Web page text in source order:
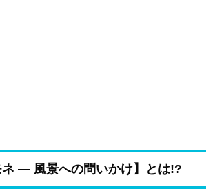
ネ ― 風景への問いかけ】とは!?